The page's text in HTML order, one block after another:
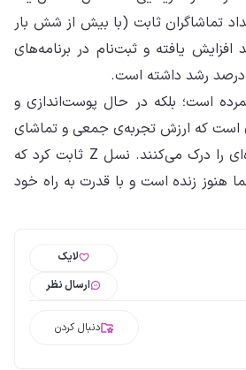
تماشاگران ثابت (با بیش از شش بار
سال) ۸ درصد افزایش یافته و ثبت‌نام در برنامه‌های
است؛ بلکه در حال پوست‌اندازی و
است که ارزش تجربه‌ی جمعی و تماشای
داستان روی پرده‌ی نقره‌ای را درک می‌کنند. نسل Z ثابت کرد که
هنوز زنده است و با قدرت به راه خود
لایک
ارسال نظر
دنبال کردن